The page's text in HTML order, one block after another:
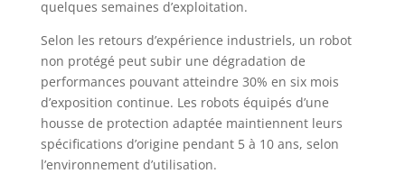
quelques semaines d’exploitation.
Selon les retours d’expérience industriels, un robot
non protégé peut subir une dégradation de
performances pouvant atteindre 30% en six mois
d’exposition continue. Les robots équipés d’une
housse de protection adaptée maintiennent leurs
spécifications d’origine pendant 5 à 10 ans, selon
l’environnement d’utilisation.